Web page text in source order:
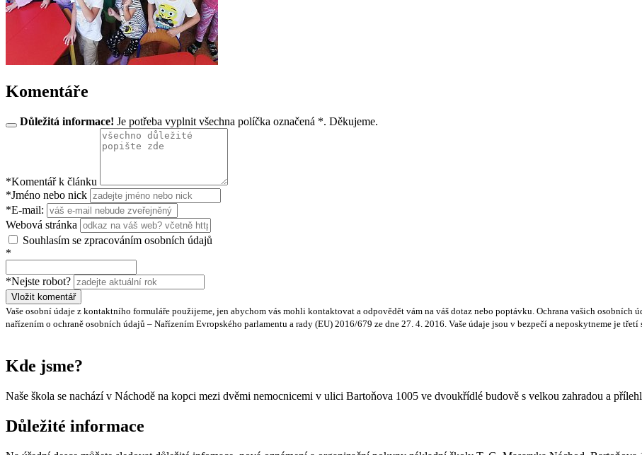
Komentáře
Důležitá informace! Je potřeba vyplnit všechna políčka označená *. Děkujeme.
*Komentář k článku
*Jméno nebo nick
*E-mail:
Webová stránka
Souhlasím se zpracováním osobních údajů
*
*Nejste robot?
Vložit komentář
Vaše osobní údaje z kontaktního formuláře použijeme, jen abychom vás mohli kontaktovat a odpovědět vám na váš dotaz nebo poptávku. Ochrana vašich osobních
nařízením o ochraně osobních údajů – Nařízením Evropského parlamentu a rady (EU) 2016/679 ze dne 27. 4. 2016. Vaše údaje jsou v bezpečí a neposkytneme je
Kde jsme?
Naše škola se nachází v Náchodě na kopci mezi dvěmi nemocnicemi v ulici Bartoňova 1005 ve dvoukřídlé budově s velkou zahradou a
Důležité informace